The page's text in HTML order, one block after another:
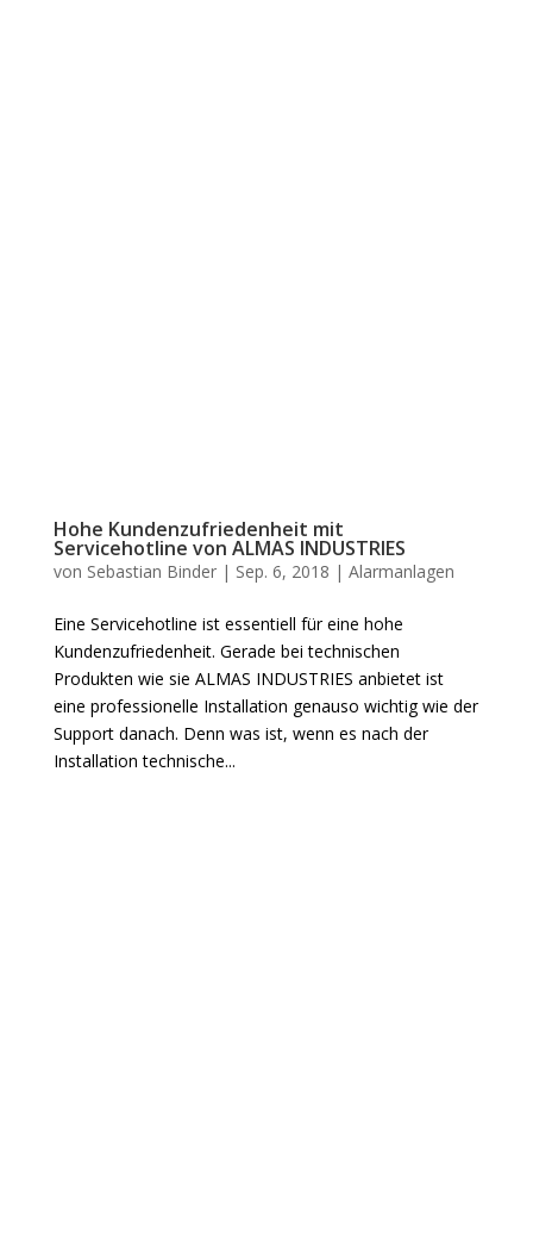
Hohe Kundenzufriedenheit mit
Servicehotline von ALMAS INDUSTRIES
von Sebastian Binder| Sep. 6, 2018 | Alarmanlagen
Eine Servicehotline ist essentiell für eine hohe
Kundenzufriedenheit. Gerade bei technischen
Produkten wie sie ALMAS INDUSTRIES anbietet ist
eine professionelle Installation genauso wichtig wie der
Support danach. Denn was ist, wenn es nach der
Installation technische...